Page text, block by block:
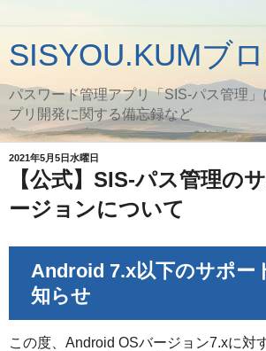
SISYOU.KUMブ
パスワード管理アプリ「SIS-パス管理
プリ開発に関する備忘録など
2021年5月5日水曜日
【公式】SIS-パス管理の
ージョンについて
Android 7.x以下のサポー
知らせ
この度、Android OSバージョン7.xに対